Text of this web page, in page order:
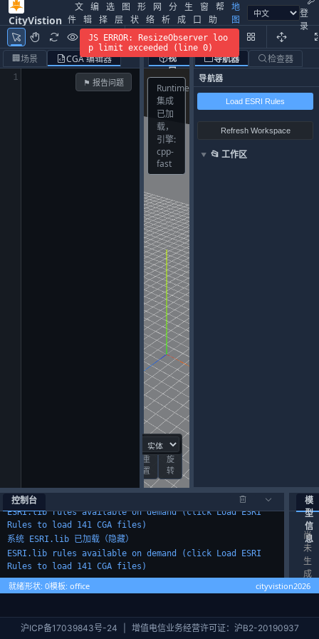
CityVistion
文
件
编
辑
选
择
图
层
形
状
网
络
分
析
生
成
窗
口
帮
助
地
图
数
据
登
录
🏢场景 CGA 编辑器
1 ⚑ 报告问题
3D
视
口
2D
视
图
正
视
侧
视
重
置
旋
转
Runtime
集成
已加
载，
引擎:
cpp-
fast
导航器 检查器
导航器
Load ESRI Rules
Refresh Workspace
▼ 📂 工作区
控制台
工作区已加载。使用 文件 > 新建项目 来创建项目。
ESRI.lib rules available on demand (click Load ESRI
Rules to load 141 CGA files)
系统 ESRI.lib 已加载（隐藏）
ESRI.lib rules available on demand (click Load ESRI
Rules to load 141 CGA files)
系统 ESRI.lib 已加载（隐藏）
ESRI.lib rules available on demand (click Load ESRI
Rules to load 141 CGA files)
模
型
信
息
尚
未
生
成
形
就绪形状: 0模板: office cityvistion2026
JS ERROR: ResizeObserver loo
p limit exceeded (line 0)
沪ICP备17039843号-24 增值电信业务经营许可证：沪B2-20190937